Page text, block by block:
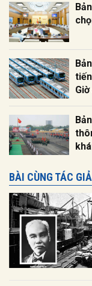
BÀI CÙNG TÁC GIẢ